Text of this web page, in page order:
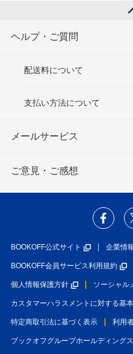
ヘルプ・ご質問
配送料について
支払い方法について
メールサービス
ご意見・ご感想
BOOKOFF公式サイト 企業情
BOOKOFF会員サービス利用規約
個人情報保護方針 ソーシャル
カスタマーハラスメントに対する基
特定商取引法に基づく表示 利用
ブックオフグループホールディング